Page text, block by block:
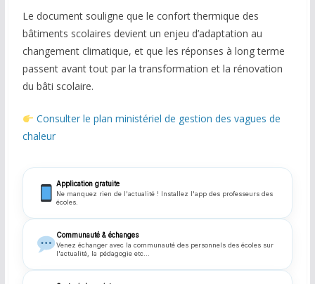
Le document souligne que le confort thermique des
bâtiments scolaires devient un enjeu d’adaptation au
changement climatique, et que les réponses à long terme
passent avant tout par la transformation et la rénovation
du bâti scolaire.
Consulter le plan ministériel de gestion des vagues de
chaleur
Application gratuite
Ne manquez rien de l'actualité ! Installez l'app des professeurs des
écoles.
Communauté & échanges
Venez échanger avec la communauté des personnels des écoles sur
l'actualité, la pédagogie etc...